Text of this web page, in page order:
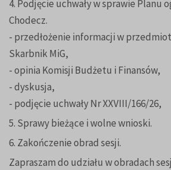
4. Podjęcie uchwały w sprawie Planu
Chodecz.
- przedłożenie informacji w
Skarbnik MiG,
- opinia Komisji Budżetu i Finansów,
- dyskusja,
- podjęcie uchwały Nr XXVIII/166/26,
5. Sprawy bieżące i wolne wnioski.
6. Zakończenie obrad sesji.
Zapraszam do udziału w obradach